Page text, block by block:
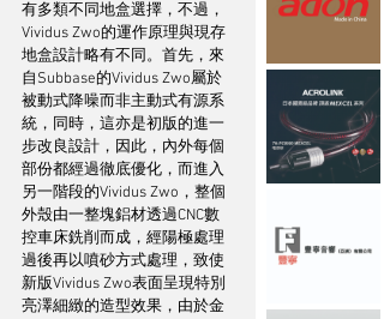
有多類不同地盒選擇，不過，
Vividus Zwo的運作原理與現存
地盒設計略有不同。首先，來
自Subbase的Vividus Zwo屬於
被動式降噪而非主動式有源系
統，同時，這亦是初版的進一
步改良設計，因此，內外每個
部份都經過徹底優化，而進入
另一階段的Vividus Zwo，整個
外殼由一整塊鋁材透過CNC數
控車床銑削而成，經陽極處理
過後再以噴砂方式處理，致使
新版Vividus Zwo表面呈現特別
亮澤細緻的造型效果，由於金